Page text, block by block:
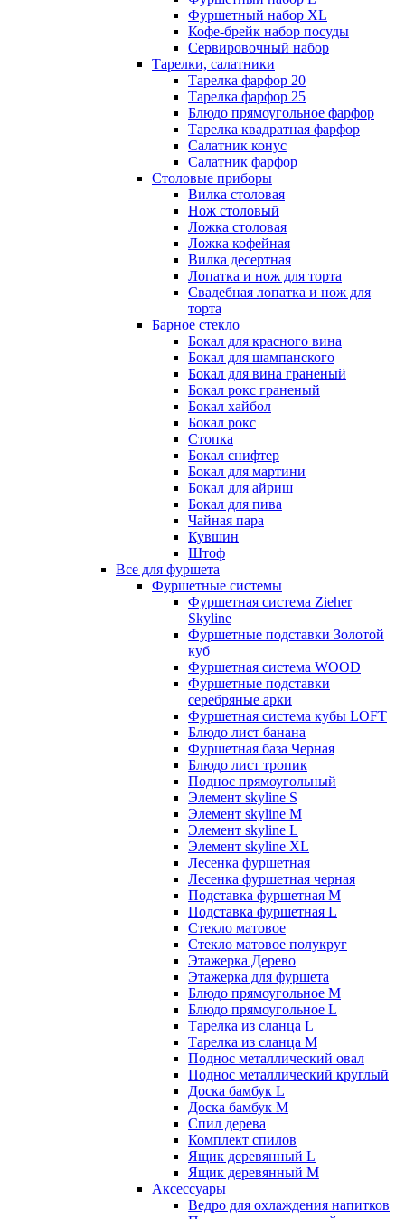
Фуршетный набор ХL
Кофе-брейк набор посуды
Сервировочный набор
Тарелки, салатники
Тарелка фарфор 20
Тарелка фарфор 25
Блюдо прямоугольное фарфор
Тарелка квадратная фарфор
Салатник конус
Салатник фарфор
Столовые приборы
Вилка столовая
Нож столовый
Ложка столовая
Ложка кофейная
Вилка десертная
Лопатка и нож для торта
Свадебная лопатка и нож для
торта
Барное стекло
Бокал для красного вина
Бокал для шампанского
Бокал для вина граненый
Бокал рокс граненый
Бокал хайбол
Бокал рокс
Стопка
Бокал снифтер
Бокал для мартини
Бокал для айриш
Бокал для пива
Чайная пара
Кувшин
Штоф
Все для фуршета
Фуршетные системы
Фуршетная система Zieher
Skyline
Фуршетные подставки Золотой
куб
Фуршетная система WOOD
Фуршетные подставки
серебряные арки
Фуршетная система кубы LOFT
Блюдо лист банана
Фуршетная база Черная
Блюдо лист тропик
Поднос прямоугольный
Элемент skyline S
Элемент skyline M
Элемент skyline L
Элемент skyline XL
Лесенка фуршетная
Лесенка фуршетная черная
Подставка фуршетная M
Подставка фуршетная L
Стекло матовое
Стекло матовое полукруг
Этажерка Дерево
Этажерка для фуршета
Блюдо прямоугольное M
Блюдо прямоугольное L
Тарелка из сланца L
Тарелка из сланца M
Поднос металлический овал
Поднос металлический круглый
Доска бамбук L
Доска бамбук M
Спил дерева
Комплект спилов
Ящик деревянный L
Ящик деревянный M
Аксессуары
Ведро для охлаждения напитков